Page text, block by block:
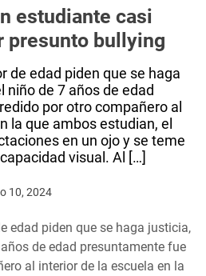
estudiante casi
presunto bullying
de edad piden que se haga
niño de 7 años de edad
por otro compañero al
la que ambos estudian, el
en un ojo y se teme
visual. Al […]
10, 2024
edad piden que se haga justicia,
de edad presuntamente fue
al interior de la escuela en la